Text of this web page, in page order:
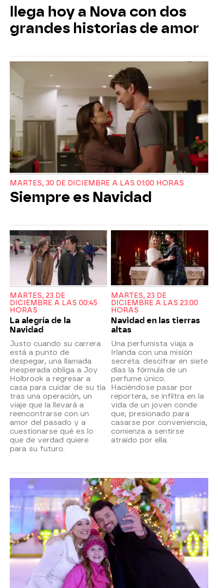
llega hoy a Nova con dos
grandes historias de amor
MARTES, 30 DE DICIEMBRE A LAS 01:00 HORAS
Siempre es Navidad
MARTES, 23 DE
DICIEMBRE A LAS 00:45
HORAS
La alegría de la
Navidad
Justo cuando su carrera
está a punto de
despegar, una llamada
inesperada obliga a Joy
Holbrook a regresar a
casa para cuidar de su tía
tras una operación, un
viaje que la llevará a
reencontrarse con un
amor del pasado y a
cuestionarse qué es lo
que de verdad quiere
para su futuro.
MARTES, 23 DE
DICIEMBRE A LAS 23:00
HORAS
Navidad en las tierras
altas
Una perfumista viaja a
Irlanda con una misión
secreta: descifrar en siete
días la fórmula de un
perfume único.
Haciéndose pasar por
reportera, se infiltra en la
vida de un joven conde
que, presionado para
casarse por conveniencia,
comienza a sentirse
atraído por ella.